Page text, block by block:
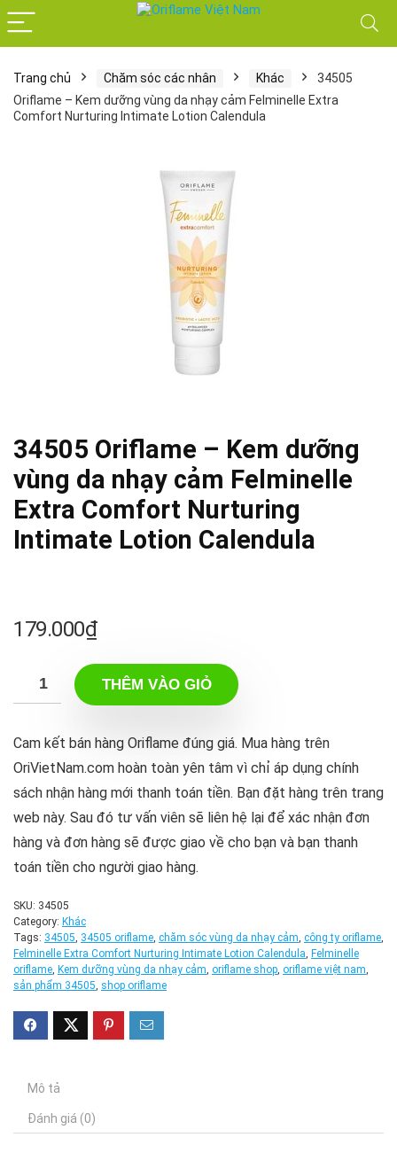
Trang chủ Chăm sóc các nhân Khác
34505
Oriflame – Kem dưỡng vùng da nhạy cảm Felminelle Extra
Comfort Nurturing Intimate Lotion Calendula
34505 Oriflame – Kem dưỡng
vùng da nhạy cảm Felminelle
Extra Comfort Nurturing
Intimate Lotion Calendula
179.000₫
THÊM VÀO GIỎ
Cam kết bán hàng Oriflame đúng giá. Mua hàng trên
OriVietNam.com hoàn toàn yên tâm vì chỉ áp dụng chính
sách nhận hàng mới thanh toán tiền. Bạn đặt hàng trên trang
web này. Sau đó tư vấn viên sẽ liên hệ lại để xác nhận đơn
hàng và đơn hàng sẽ được giao về cho bạn và bạn thanh
toán tiền cho người giao hàng.
SKU: 34505
Category: Khác
Tags: 34505, 34505 oriflame, chăm sóc vùng da nhạy cảm, công ty oriflame,
Felminelle Extra Comfort Nurturing Intimate Lotion Calendula, Felminelle
oriflame, Kem dưỡng vùng da nhạy cảm, oriflame shop, oriflame việt nam,
sản phẩm 34505, shop oriflame
Mô tả
Đánh giá (0)